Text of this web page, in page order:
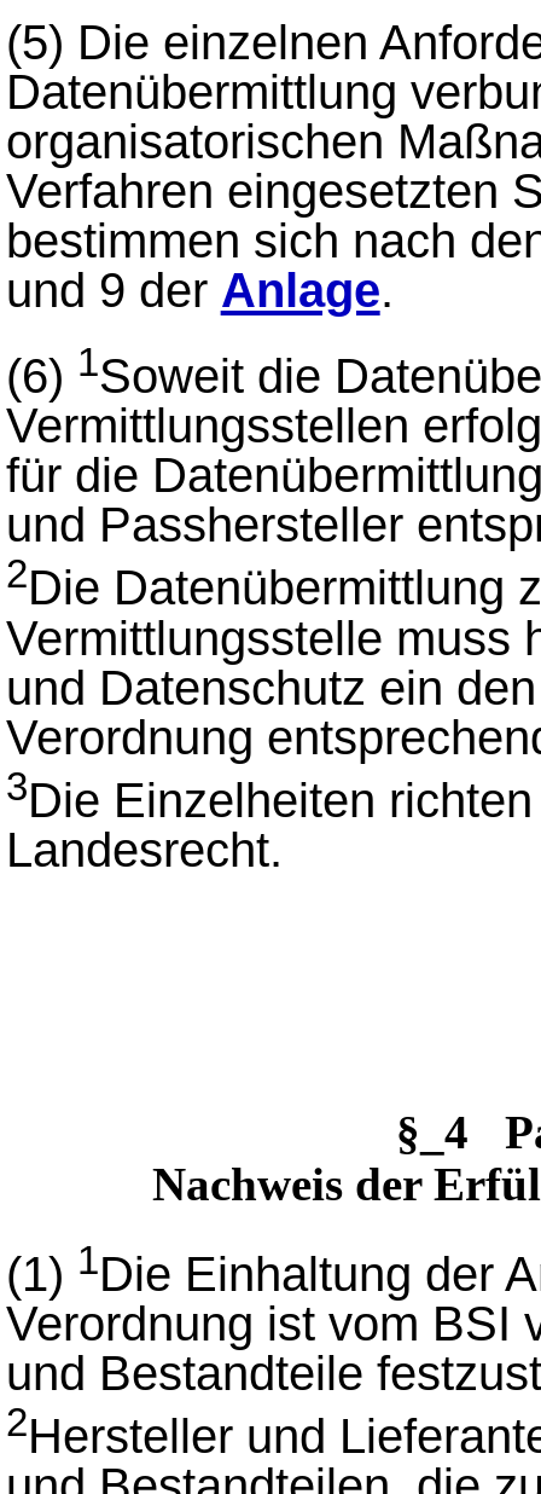
(5) Die einzelnen
Datenübermittlung
organisatorischen
Verfahren eingesetzten
bestimmen sich nach
und 9 der Anlage.
(6) 1Soweit die
Vermittlungsstellen
für die
und Passhersteller
2Die Datenübermittlung
Vermittlungsstelle muss
und Datenschutz ein
Verordnung
3Die Einzelheiten
Landesrecht.
§_4
Nachweis der
(1) 1Die Einhaltung der
Verordnung ist vom BSI
und Bestandteile
2Hersteller und